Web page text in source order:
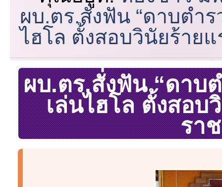
ผบ.ตร.สั่งฟัน “ดาบตำ
ไฮโล ตั้งสอบวินัยร้าย
ผบ.ตร.สั่งฟัน “ดาบ
เล่นไฮโล ตั้งสอบ
รา